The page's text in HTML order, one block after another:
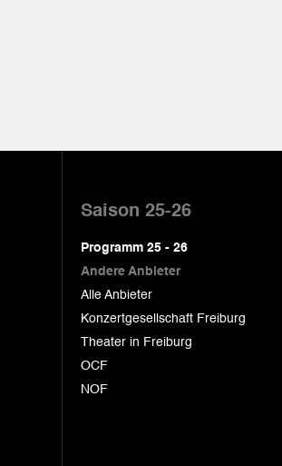
Saison 25-26
Programm 25 - 26
Andere Anbieter
Alle Anbieter
Konzertgesellschaft Freiburg
Theater in Freiburg
OCF
NOF